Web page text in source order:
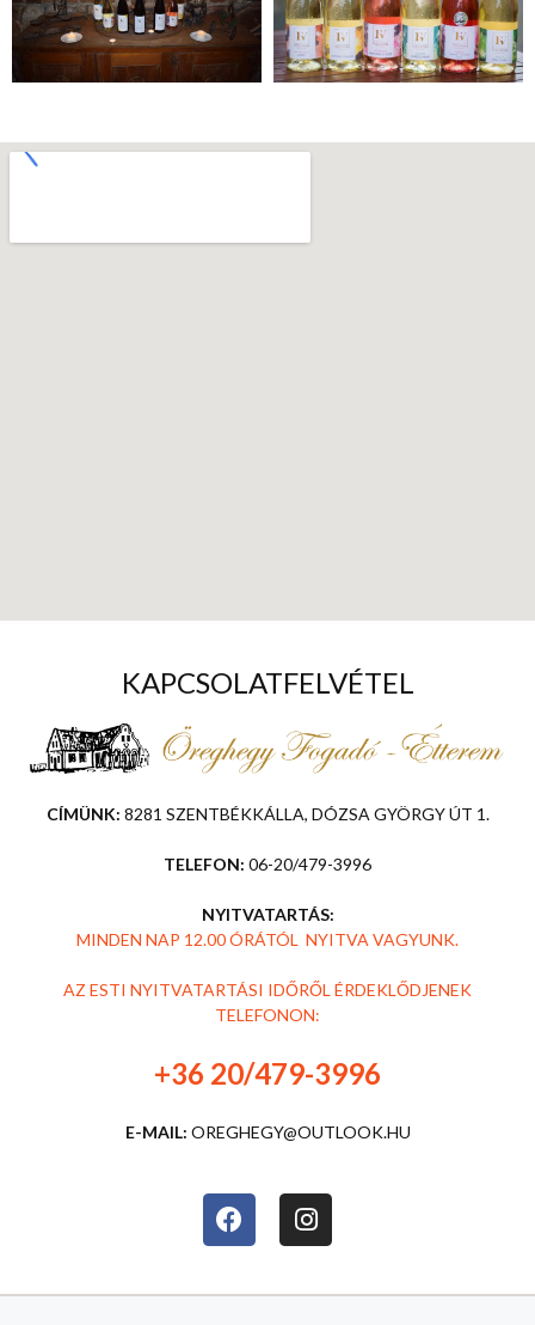
KAPCSOLATFELVÉTEL
CÍMÜNK: 8281 SZENTBÉKKÁLLA, DÓZSA GYÖRGY ÚT 1.
TELEFON: 06-20/479-3996
NYITVATARTÁS:
MINDEN NAP 12.00 ÓRÁTÓL NYITVA VAGYUNK.
AZ ESTI NYITVATARTÁSI IDŐRŐL ÉRDEKLŐDJENEK
TELEFONON:
+36 20/479-3996
E-MAIL: OREGHEGY@OUTLOOK.HU